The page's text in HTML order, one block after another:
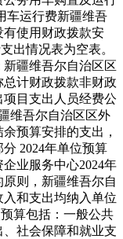
车运行费新疆维吾
有使用财政拨款安
出情况表为空表。
新疆维吾尔自治区区
总计财政拨款非财政
项目支出 人员经费公
维吾尔自治区区外
预算安排的支出，
分 2024年单位预算
业服务中心2024年
则，新疆维吾尔自
和支出均纳入单位
算包括：一般公共
社会保障和就业支